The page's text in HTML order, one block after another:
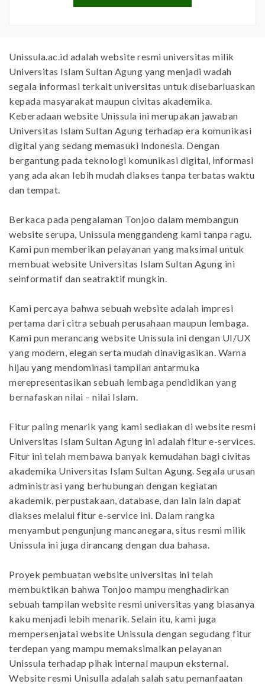
Unissula.ac.id adalah website resmi universitas milik
Universitas Islam Sultan Agung yang menjadi wadah
segala informasi terkait universitas untuk disebarluaskan
kepada masyarakat maupun civitas akademika.
Keberadaan website Unissula ini merupakan jawaban
Universitas Islam Sultan Agung terhadap era komunikasi
digital yang sedang memasuki Indonesia. Dengan
bergantung pada teknologi komunikasi digital, informasi
yang ada akan lebih mudah diakses tanpa terbatas waktu
dan tempat.
Berkaca pada pengalaman Tonjoo dalam membangun
website serupa, Unissula menggandeng kami tanpa ragu.
Kami pun memberikan pelayanan yang maksimal untuk
membuat website Universitas Islam Sultan Agung ini
seinformatif dan seatraktif mungkin.
Kami percaya bahwa sebuah website adalah impresi
pertama dari citra sebuah perusahaan maupun lembaga.
Kami pun merancang website Unissula ini dengan UI/UX
yang modern, elegan serta mudah dinavigasikan. Warna
hijau yang mendominasi tampilan antarmuka
merepresentasikan sebuah lembaga pendidikan yang
bernafaskan nilai – nilai Islam.
Fitur paling menarik yang kami sediakan di website resmi
Universitas Islam Sultan Agung ini adalah fitur e-services.
Fitur ini telah membawa banyak kemudahan bagi civitas
akademika Universitas Islam Sultan Agung. Segala urusan
administrasi yang berhubungan dengan kegiatan
akademik, perpustakaan, database, dan lain lain dapat
diakses melalui fitur e-service ini. Dalam rangka
menyambut pengunjung mancanegara, situs resmi milik
Unissula ini juga dirancang dengan dua bahasa.
Proyek pembuatan website universitas ini telah
membuktikan bahwa Tonjoo mampu menghadirkan
sebuah tampilan website resmi universitas yang biasanya
kaku menjadi lebih menarik. Selain itu, kami juga
mempersenjatai website Unissula dengan segudang fitur
terdepan yang mampu memaksimalkan pelayanan
Unissula terhadap pihak internal maupun eksternal.
Website resmi Unisulla adalah salah satu pemanfaatan